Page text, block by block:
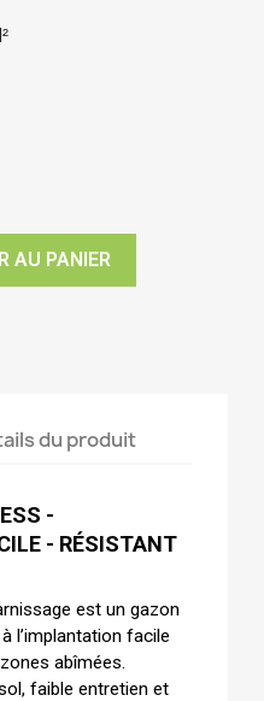
AU PANIER
du produit
-
- RÉSISTANT
est un gazon
l’implantation facile
abîmées.
faible entretien et